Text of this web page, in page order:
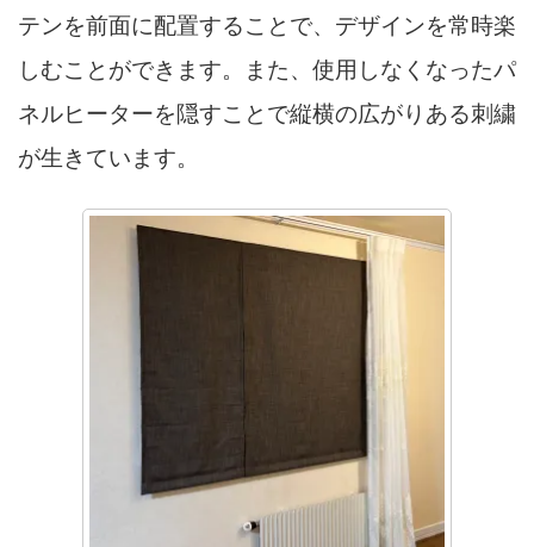
テンを前面に配置することで、デザインを常時楽
しむことができます。また、使用しなくなったパ
ネルヒーターを隠すことで縦横の広がりある刺繍
が生きています。